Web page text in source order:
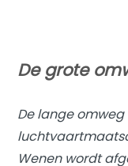
De grote
De lange omweg
Wenen wordt